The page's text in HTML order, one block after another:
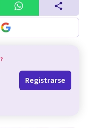
?
Registrarse